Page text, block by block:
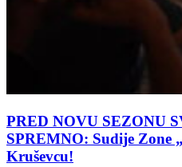
PRED NOVU SEZONU
SPREMNO: Sudije Zone
Kruševcu!